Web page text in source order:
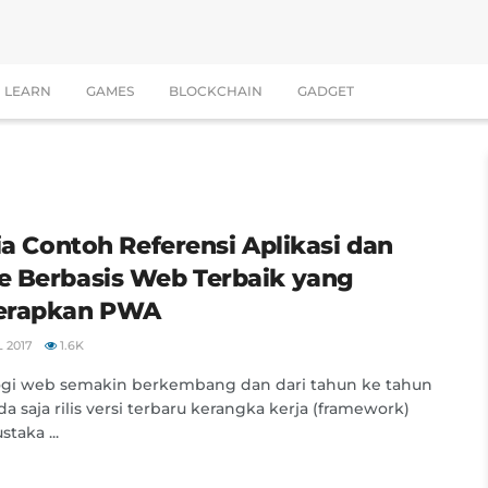
LEARN GAMES BLOCKCHAIN GADGET
Contoh Referensi Aplikasi dan
Berbasis Web Terbaik yang
PWA
2017 1.6K
web semakin berkembang dan dari tahun ke tahun
saja rilis versi terbaru kerangka kerja (framework)
...